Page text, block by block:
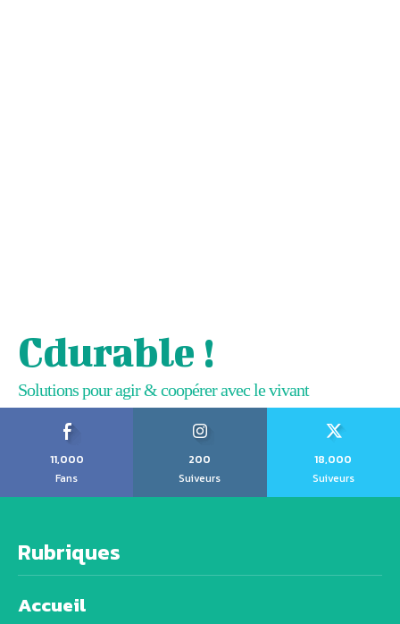
Cdurable !
Solutions pour agir & coopérer avec le vivant
11,000
Fans
200
Suiveurs
18,000
Suiveurs
Rubriques
Accueil